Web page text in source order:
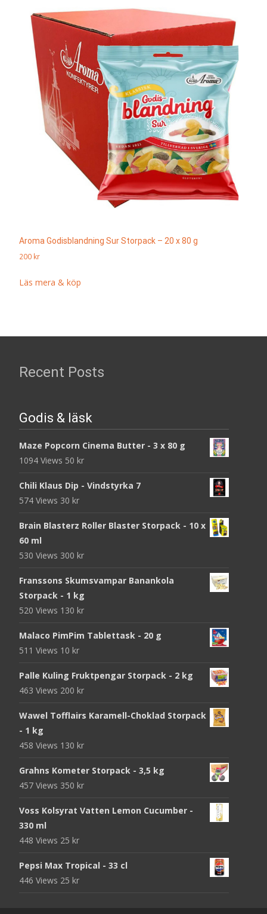
Aroma Godisblandning Sur Storpack – 20 x 80 g
200 kr
Läs mera & köp
Recent Posts
Godis & läsk
Maze Popcorn Cinema Butter - 3 x 80 g
1094 Views 50 kr
Chili Klaus Dip - Vindstyrka 7
574 Views 30 kr
Brain Blasterz Roller Blaster Storpack - 10 x
60 ml
530 Views 300 kr
Franssons Skumsvampar Banankola
Storpack - 1 kg
520 Views 130 kr
Malaco PimPim Tablettask - 20 g
511 Views 10 kr
Palle Kuling Fruktpengar Storpack - 2 kg
463 Views 200 kr
Wawel Tofflairs Karamell-Choklad Storpack
- 1 kg
458 Views 130 kr
Grahns Kometer Storpack - 3,5 kg
457 Views 350 kr
Voss Kolsyrat Vatten Lemon Cucumber -
330 ml
448 Views 25 kr
Pepsi Max Tropical - 33 cl
446 Views 25 kr